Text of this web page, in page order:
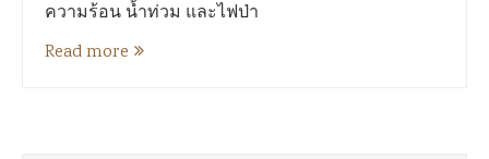
ความร้อน น้ำท่วม และไฟป่า
Read more